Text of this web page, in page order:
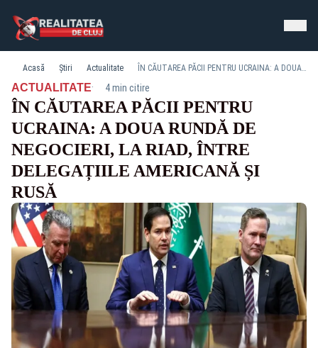
Acasă Știri Actualitate ÎN CĂUTAREA PĂCII PENTRU UCRAINA: A DOUA RUNDĂ DE NEGOCIERI, LA RIAD, ÎNTRE DELEGAȚIILE AMERICANĂ ȘI RUSĂ
ACTUALITATE· 4 min citire
ÎN CĂUTAREA PĂCII PENTRU
UCRAINA: A DOUA RUNDĂ DE
NEGOCIERI, LA RIAD, ÎNTRE
DELEGAȚIILE AMERICANĂ ȘI
RUSĂ